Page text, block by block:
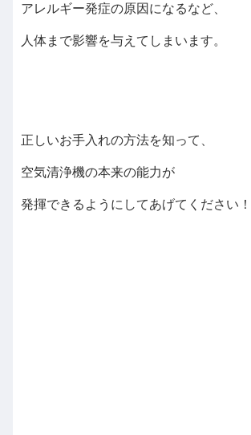
アレルギー発症の原因になるなど、
人体まで影響を与えてしまいます。
正しいお手入れの方法を知って、
空気清浄機の本来の能力が
発揮できるようにしてあげてください！